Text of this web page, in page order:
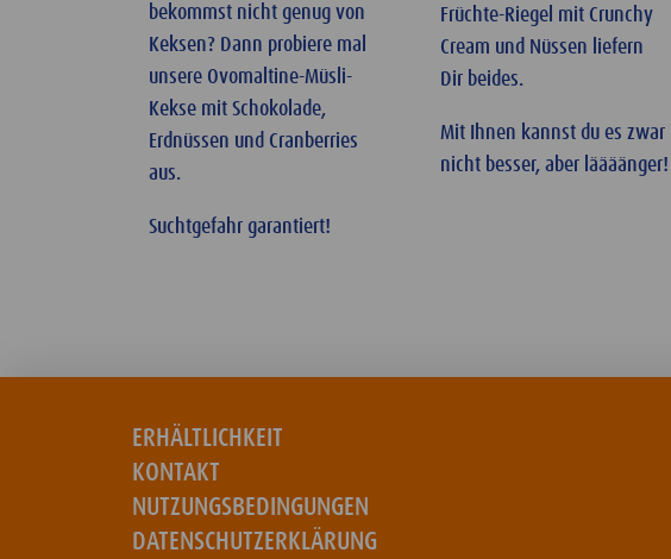
bekommst nicht genug von
Keksen? Dann probiere mal
unsere Ovomaltine-Müsli-
Kekse mit Schokolade,
Erdnüssen und Cranberries
aus.
Suchtgefahr garantiert!
Früchte-Riegel mit Crunchy
Cream und Nüssen liefern
Dir beides.
Mit Ihnen kannst du es zwar
nicht besser, aber läääänger!
ERHÄLTLICHKEIT
KONTAKT
NUTZUNGSBEDINGUNGEN
DATENSCHUTZERKLÄRUNG